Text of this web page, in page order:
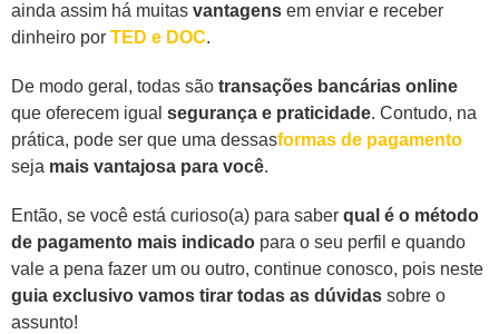
ainda assim há muitas vantagens em enviar e receber
dinheiro por TED e DOC.
De modo geral, todas são transações bancárias online
que oferecem igual segurança e praticidade. Contudo, na
prática, pode ser que uma dessasformas de pagamento
seja mais vantajosa para você.
Então, se você está curioso(a) para saber qual é o método
de pagamento mais indicado para o seu perfil e quando
vale a pena fazer um ou outro, continue conosco, pois neste
guia exclusivo vamos tirar todas as dúvidas sobre o
assunto!